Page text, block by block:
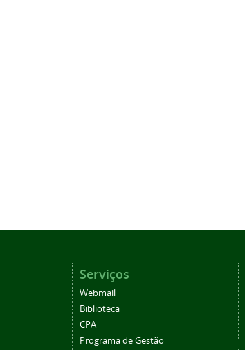
Serviços
Webmail
Biblioteca
CPA
Programa de Gestão